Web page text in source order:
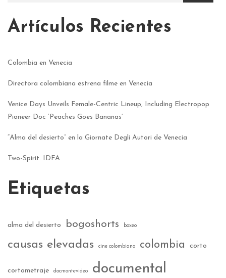
Artículos Recientes
Colombia en Venecia
Directora colombiana estrena filme en Venecia
Venice Days Unveils Female-Centric Lineup, Including Electropop
Pioneer Doc ‘Peaches Goes Bananas’
“Alma del desierto” en la Giornate Degli Autori de Venecia
Two-Spirit. IDFA
Etiquetas
alma del desierto bogoshorts boxeo
causas elevadas cine colombiano colombia corto
cortometraje docmontevideo documental